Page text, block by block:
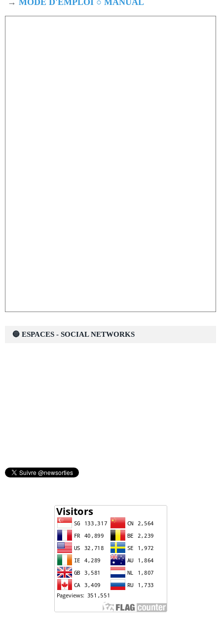
🔵 ESPACES - SOCIAL NETWORKS